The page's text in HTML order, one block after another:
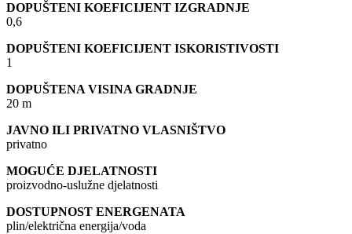
DOPUŠTENI KOEFICIJENT IZGRADNJE
0,6
DOPUŠTENI KOEFICIJENT ISKORISTIVOSTI
1
DOPUŠTENA VISINA GRADNJE
20 m
JAVNO ILI PRIVATNO VLASNIŠTVO
privatno
MOGUĆE DJELATNOSTI
proizvodno-uslužne djelatnosti
DOSTUPNOST ENERGENATA
plin/električna energija/voda